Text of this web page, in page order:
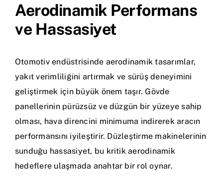
Aerodinamik Performans
ve Hassasiyet
Otomotiv endüstrisinde aerodinamik tasarımlar,
yakıt verimliliğini artırmak ve sürüş deneyimini
geliştirmek için büyük önem taşır. Gövde
panellerinin pürüzsüz ve düzgün bir yüzeye sahip
olması, hava direncini minimuma indirerek aracın
performansını iyileştirir. Düzleştirme makinelerinin
sunduğu hassasiyet, bu kritik aerodinamik
hedeflere ulaşmada anahtar bir rol oynar.